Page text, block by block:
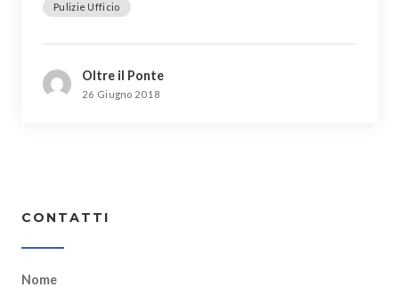
Pulizie Ufficio
Oltre il Ponte
26 Giugno 2018
CONTATTI
Nome